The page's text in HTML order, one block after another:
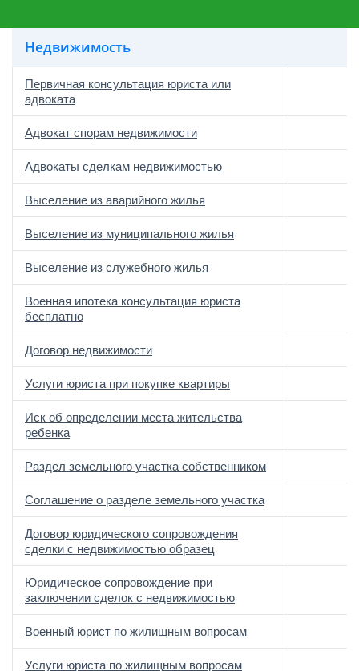
Недвижимость
Первичная консультация юриста или
адвоката
Адвокат спорам недвижимости
Адвокаты сделкам недвижимостью
Выселение из аварийного жилья
Выселение из муниципального жилья
Выселение из служебного жилья
Военная ипотека консультация юриста
бесплатно
Договор недвижимости
Услуги юриста при покупке квартиры
Иск об определении места жительства
ребенка
Раздел земельного участка собственником
Соглашение о разделе земельного участка
Договор юридического сопровождения
сделки с недвижимостью образец
Юридическое сопровождение при
заключении сделок с недвижимостью
Военный юрист по жилищным вопросам
Услуги юриста по жилищным вопросам